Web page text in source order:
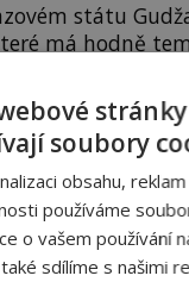
státu
má hodně
i černý písek této
zbarvení? Nakolik jsou
že zde došlo k
Ti, kteří se
na pláž
stránky
soubory
obsahu,
používáme
o vašem používání
sdílíme s našimi